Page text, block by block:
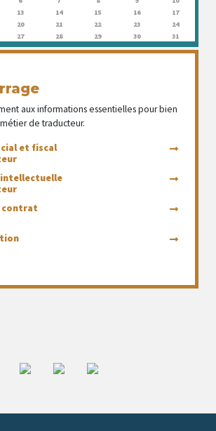
13 14 15 16
17
20 21 22 23
24
27 28 29 30 31
aux informations essentielles pour bien
de traducteur.
et fiscal
contrat